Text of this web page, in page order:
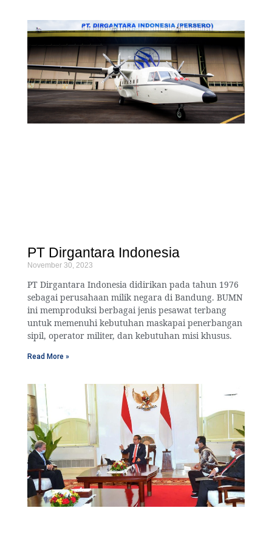
PT Dirgantara Indonesia
November 30, 2023
PT Dirgantara Indonesia didirikan pada tahun 1976
sebagai perusahaan milik negara di Bandung. BUMN
ini memproduksi berbagai jenis pesawat terbang
untuk memenuhi kebutuhan maskapai penerbangan
sipil, operator militer, dan kebutuhan misi khusus.
Read More »